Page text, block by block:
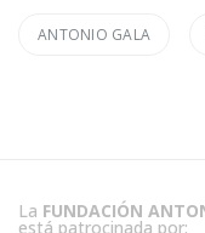
ANTONIO GALA
La FUNDACIÓN
está patrocinada por: